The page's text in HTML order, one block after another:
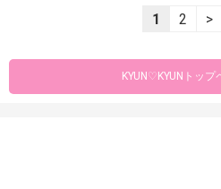
1 2 >
KYUN♡KYUNトップ